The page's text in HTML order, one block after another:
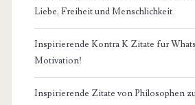
Liebe, Freiheit und Menschlichkeit
Inspirierende Kontra K Zitate fur
Motivation!
Inspirierende Zitate von Philosophen